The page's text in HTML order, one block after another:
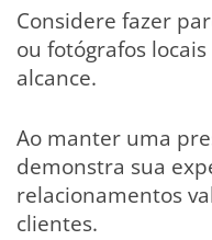
Considere fazer
ou fotógrafos
alcance.
Ao manter uma
demonstra sua
relacionamentos
clientes.